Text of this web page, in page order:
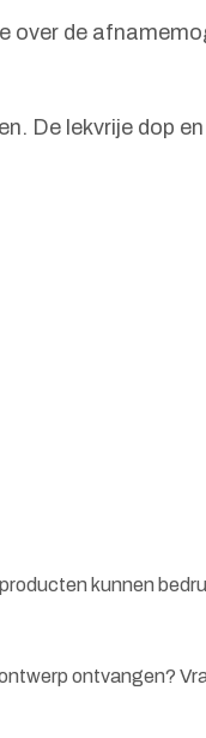
de
De lekvrije dop
kunnen
ontvangen?